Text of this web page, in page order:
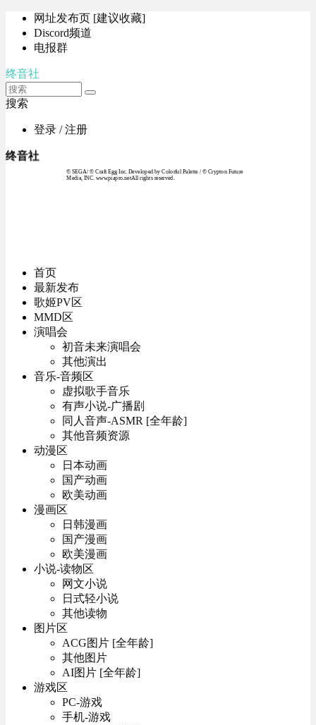
网址发布页 [建议收藏]
Discord频道
电报群
终音社
搜索
登录 / 注册
终音社
© SEGA / © Craft Egg Inc. Developed by Colorful Palette / © Crypton Future
Media, INC. www.piapro.netAll rights reserved.
首页
最新发布
歌姬PV区
MMD区
演唱会
初音未来演唱会
其他演出
音乐-音频区
虚拟歌手音乐
有声小说-广播剧
同人音声-ASMR [全年龄]
其他音频资源
动漫区
日本动画
国产动画
欧美动画
漫画区
日韩漫画
国产漫画
欧美漫画
小说-读物区
网文小说
日式轻小说
其他读物
图片区
ACG图片 [全年龄]
其他图片
AI图片 [全年龄]
游戏区
PC-游戏
手机-游戏